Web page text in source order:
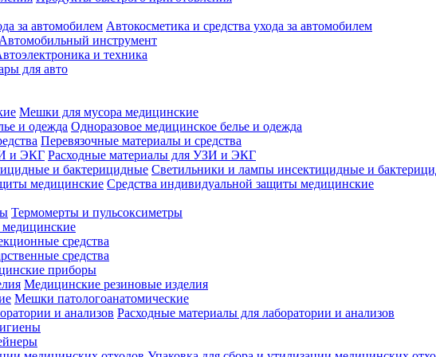
Автокосметика и средства ухода за автомобилем
Автомобильный инструмент
и техника
для авто
Мешки для мусора медицинские
Одноразовое медицинское белье и одежда
Перевязочные материалы и средства
Расходные материалы для УЗИ и ЭКГ
Светильники и лампы инсектицидные и
Средства индивидуальной защиты медицинские
Термомерты и пульсоксиметры
средства
средства
приборы
Медицинские резиновые изделия
Мешки патологоанатомические
Расходные материалы для лаборатории и анализов